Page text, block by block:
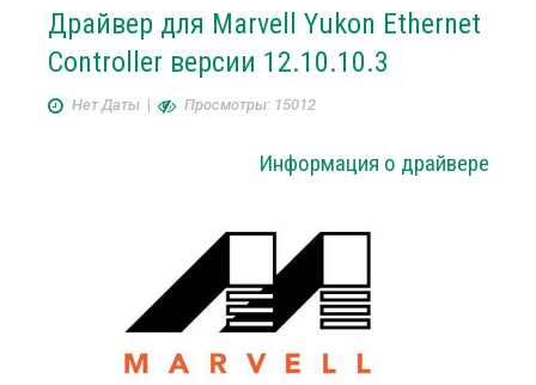
Драйвер для Marvell Yukon Ethernet
Controller версии 12.10.10.3
Нет Даты| Просмотры: 15012
Информация о драйвере